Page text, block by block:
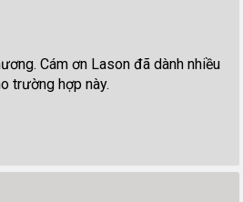
Cám ơn Lason đã dành nhiều
trường hợp này.